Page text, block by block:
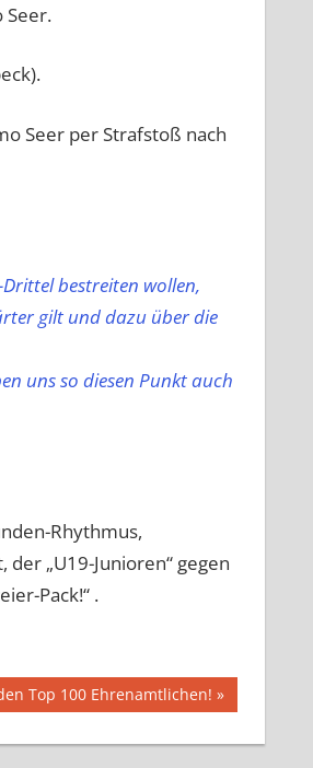
Seer.
Seer per Strafstoß nach
bestreiten wollen,
gilt und dazu über die
uns so diesen Punkt auch
Rhythmus,
„U19-Junioren“ gegen
Pack!“ .
Top 100 Ehrenamtlichen!